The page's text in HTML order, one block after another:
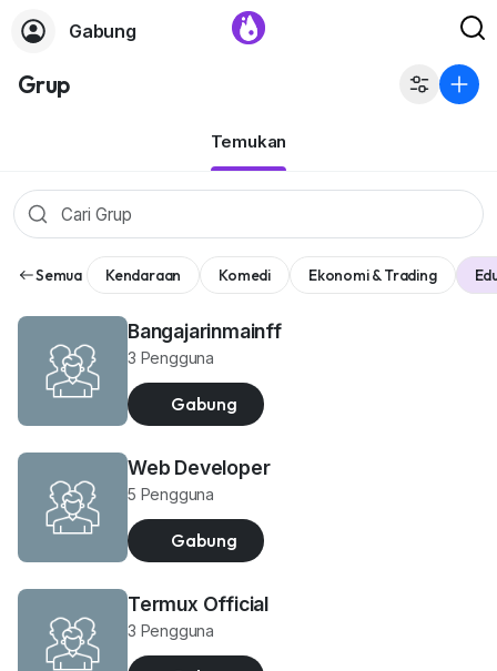
Gabung
Grup
Temukan
Semua Kendaraan Komedi Ekonomi & Trading
Bangajarinmainff
3 Pengguna
Gabung
Web Developer
5 Pengguna
Gabung
Termux Official
3 Pengguna